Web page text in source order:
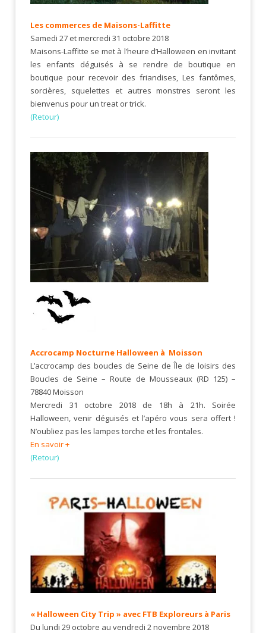
Les commerces de Maisons-Laffitte
Samedi 27 et mercredi 31 octobre 2018
Maisons-Laffitte se met à l’heure d’Halloween en invitant
les enfants déguisés à se rendre de boutique en
boutique pour recevoir des friandises, Les fantômes,
sorcières, squelettes et autres monstres seront les
bienvenus pour un treat or trick.
(Retour)
Accrocamp Nocturne Halloween à Moisson
L’accrocamp des boucles de Seine de Île de loisirs des
Boucles de Seine – Route de Mousseaux (RD 125) –
78840 Moisson
Mercredi 31 octobre 2018 de 18h à 21h. Soirée
Halloween, venir déguisés et l’apéro vous sera offert !
N’oubliez pas les lampes torche et les frontales.
En savoir +
(Retour)
« Halloween City Trip » avec FTB Exploreurs à Paris
Du lundi 29 octobre au vendredi 2 novembre 2018